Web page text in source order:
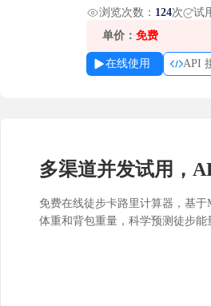
浏览次数： 124次 试
单价： 免费
在线使用 API
多渠道并发试用，
免费在线徒步卡路里计算器，基
体重和背包重量，科学预测徒步